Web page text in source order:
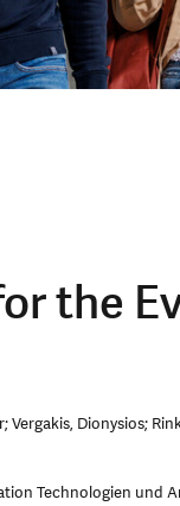
the
Dionysios;
Technologien und